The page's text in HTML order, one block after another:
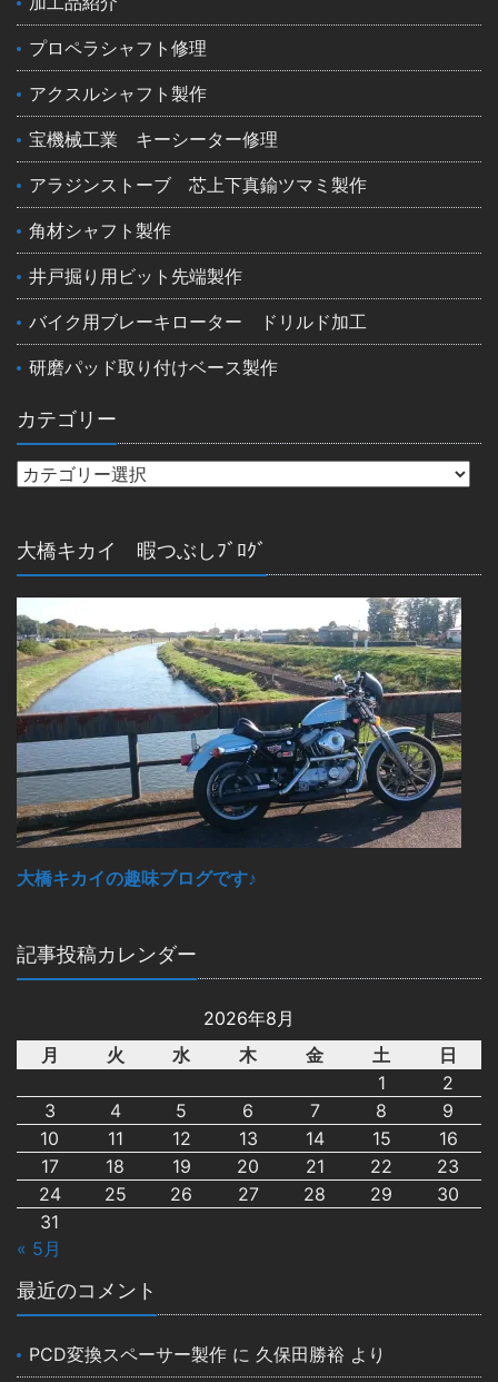
プロペラシャフト修理
アクスルシャフト製作
宝機械工業 キーシーター修理
アラジンストーブ 芯上下真鍮ツマミ製作
角材シャフト製作
井戸掘り用ビット先端製作
バイク用ブレーキローター ドリルド加工
研磨パッド取り付けベース製作
カテゴリー
大橋キカイ 暇つぶしﾌﾞﾛｸﾞ
大橋キカイの趣味ブログです♪
記事投稿カレンダー
2026年8月
月
火 水 木 金 土
日
1
2
3
4 5 6 7 8
9
10
11 12 13 14 15
16
17
18 19 20 21 22
23
24
25 26 27 28 29
30
31
« 5月
最近のコメント
PCD変換スペーサー製作 に 久保田勝裕 より